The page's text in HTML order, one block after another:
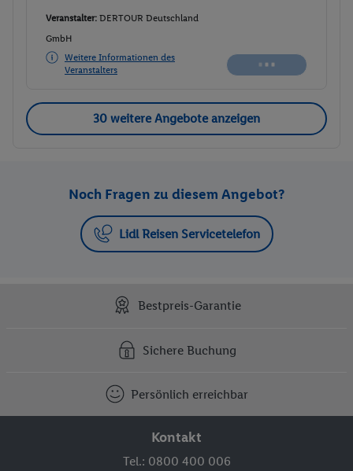
Veranstalter: DERTOUR Deutschland
GmbH
Weitere Informationen des
Veranstalters
30 weitere Angebote anzeigen
Noch Fragen zu diesem Angebot?
Lidl Reisen Servicetelefon
Bestpreis-Garantie
Sichere Buchung
Persönlich erreichbar
Kontakt
Tel.: 0800 400 006